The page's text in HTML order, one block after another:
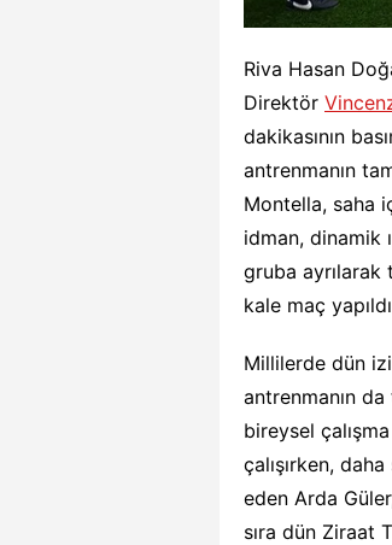
Riva Hasan
Direktör
dakikasının
antrenmanın
Montella, saha
idman, dinamik
gruba ayrılarak
kale maç
Millilerde dün
antrenmanın
bireysel
çalışırken,
eden Arda
sıra dün Ziraat